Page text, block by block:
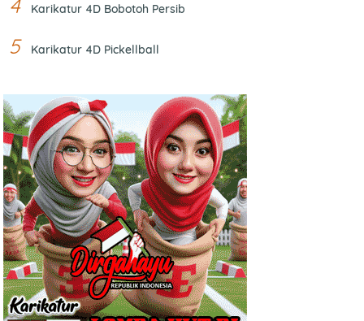
Karikatur 4D Bobotoh Persib
Karikatur 4D Pickellball